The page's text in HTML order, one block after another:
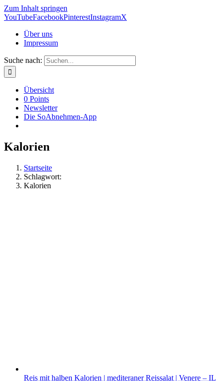
Zum Inhalt springen
YouTubeFacebookPinterestInstagramX
Über uns
Impressum
Suche nach:
Übersicht
0 Points
Newsletter
Die SoAbnehmen-App
Kalorien
Startseite
Schlagwort:
Kalorien
Reis mit halben Kalorien | mediteraner Reissalat | Venere – IL